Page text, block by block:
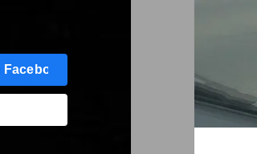
Facebook